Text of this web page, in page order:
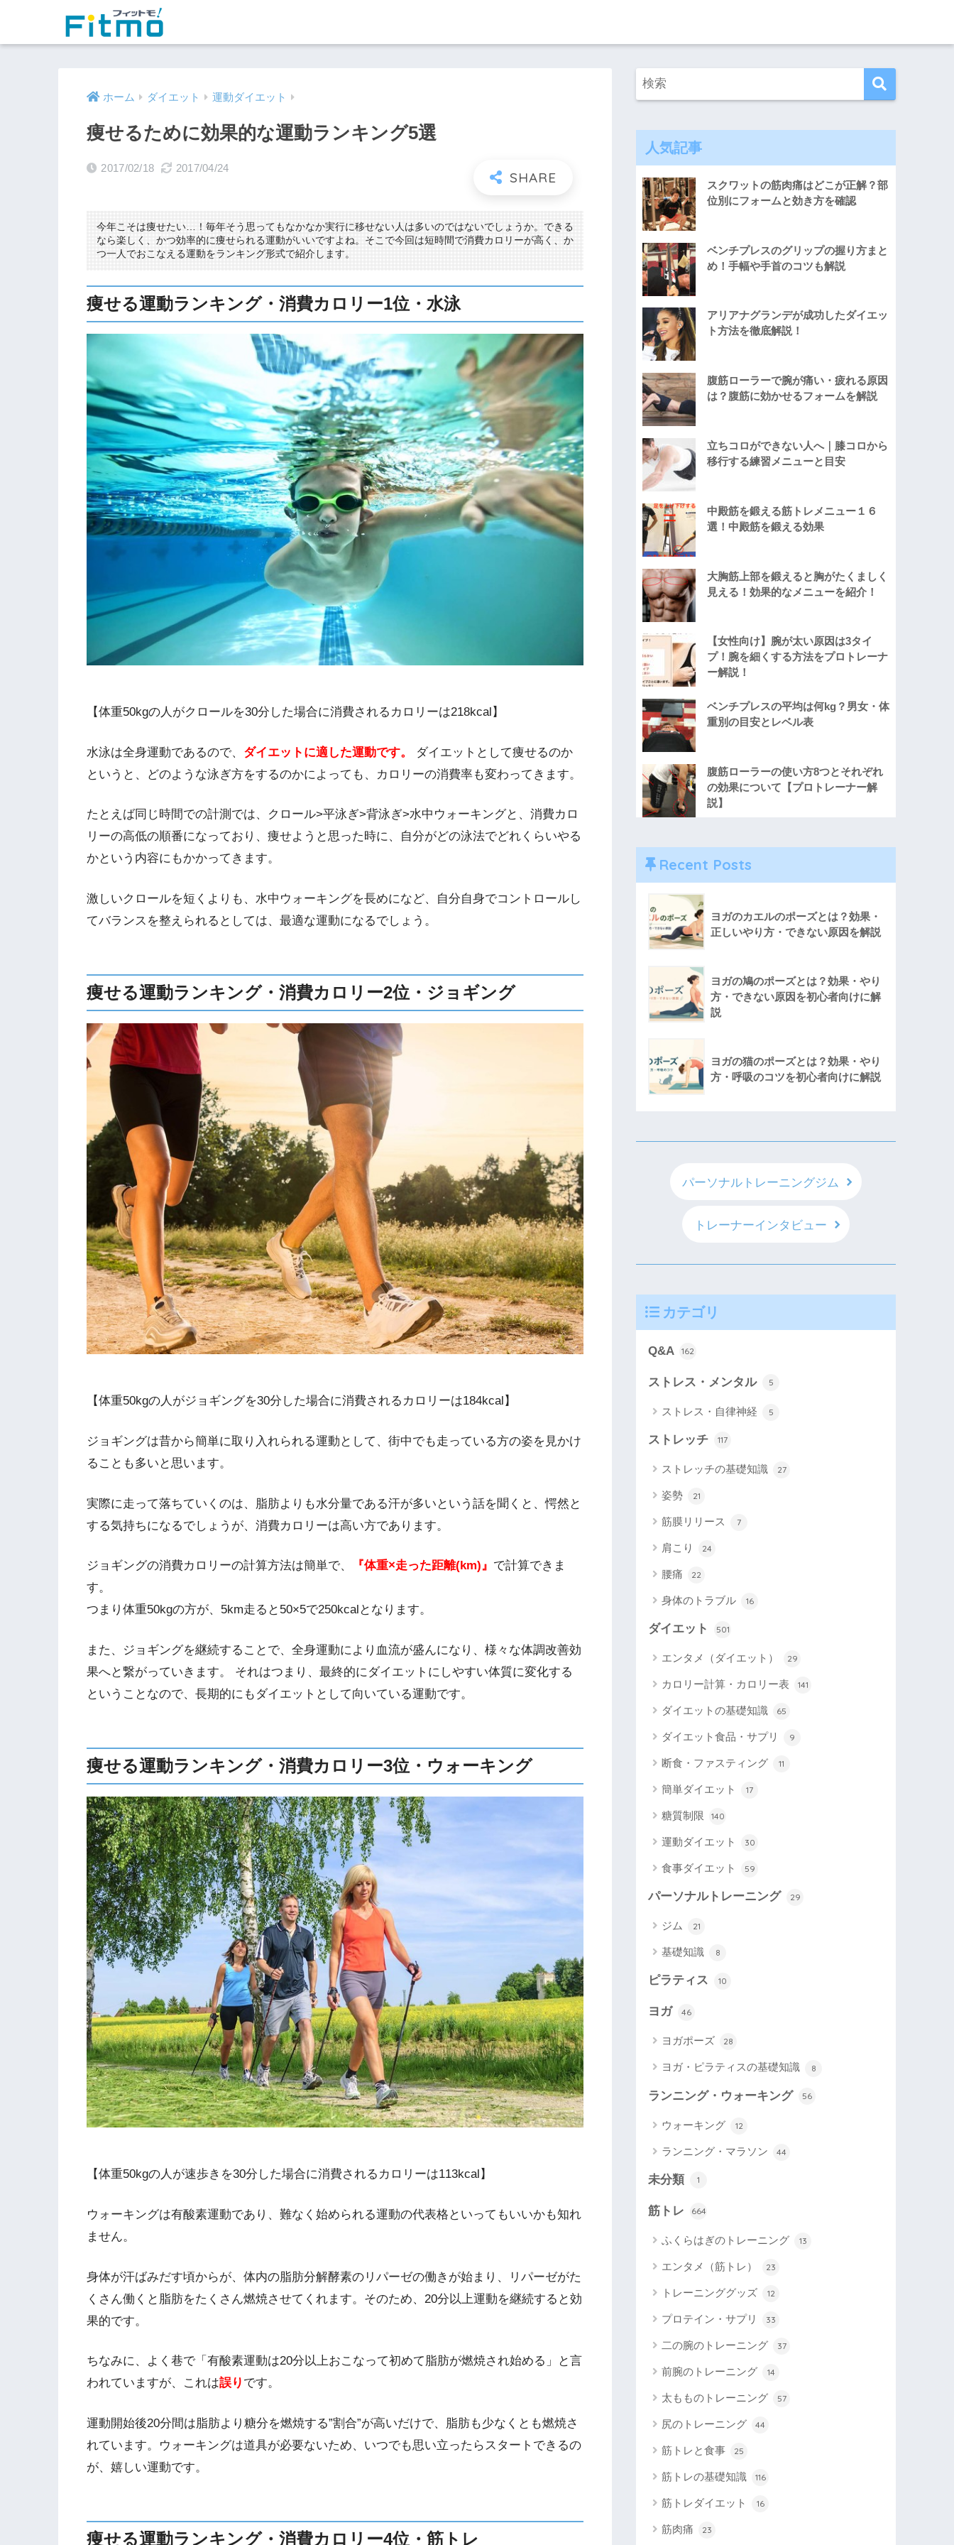
ホーム ダイエット 運動ダイエット
痩せるために効果的な運動ランキング5選
2017/02/18 2017/04/24
今年こそは痩せたい…！毎年そう思ってもなかなか実行に移せない人は多いのではないでしょうか。できる
なら楽しく、かつ効率的に痩せられる運動がいいですよね。そこで今回は短時間で消費カロリーが高く、か
つ一人でおこなえる運動をランキング形式で紹介します。
痩せる運動ランキング・消費カロリー1位・水泳
【体重50kgの人がクロールを30分した場合に消費されるカロリーは218kcal】
水泳は全身運動であるので、 ダイエットに適した運動です。
ダイエットとして痩せるのか
というと、どのような泳ぎ方をするのかによっても、カロリーの消費率も変わってきます。
たとえば同じ時間での計測では、クロール>平泳ぎ>背泳ぎ>水中ウォーキングと、消費カロ
リーの高低の順番になっており、痩せようと思った時に、自分がどの泳法でどれくらいやる
かという内容にもかかってきます。
激しいクロールを短くよりも、水中ウォーキングを長めになど、自分自身でコントロールし
てバランスを整えられるとしては、最適な運動になるでしょう。
痩せる運動ランキング・消費カロリー2位・ジョギング
【体重50kgの人がジョギングを30分した場合に消費されるカロリーは184kcal】
ジョギングは昔から簡単に取り入れられる運動として、街中でも走っている方の姿を見かけ
ることも多いと思います。
実際に走って落ちていくのは、脂肪よりも水分量である汗が多いという話を聞くと、愕然と
する気持ちになるでしょうが、消費カロリーは高い方であります。
ジョギングの消費カロリーの計算方法は簡単で、 『体重×走った距離(km)』 で計算できま
す。
つまり体重50kgの方が、5km走ると50×5で250kcalとなります。
また、ジョギングを継続することで、全身運動により血流が盛んになり、様々な体調改善効
果へと繋がっていきます。 それはつまり、最終的にダイエットにしやすい体質に変化する
ということなので、長期的にもダイエットとして向いている運動です。
痩せる運動ランキング・消費カロリー3位・ウォーキング
【体重50kgの人が速歩きを30分した場合に消費されるカロリーは113kcal】
ウォーキングは有酸素運動であり、難なく始められる運動の代表格といってもいいかも知れ
ません。
身体が汗ばみだす頃からが、体内の脂肪分解酵素のリパーゼの働きが始まり、リパーゼがた
くさん働くと脂肪をたくさん燃焼させてくれます。そのため、20分以上運動を継続すると効
果的です。
ちなみに、よく巷で「有酸素運動は20分以上おこなって初めて脂肪が燃焼され始める」と言
われていますが、これは誤り です。
運動開始後20分間は脂肪より糖分を燃焼する”割合”が高いだけで、脂肪も少なくとも燃焼さ
れています。ウォーキングは道具が必要ないため、いつでも思い立ったらスタートできるの
が、嬉しい運動です。
痩せる運動ランキング・消費カロリー4位・筋トレ
人気記事
スクワットの筋肉痛はどこが正解？部
位別にフォームと効き方を確認
ベンチプレスのグリップの握り方まと
め！手幅や手首のコツも解説
アリアナグランデが成功したダイエッ
ト方法を徹底解説！
腹筋ローラーで腕が痛い・疲れる原因
は？腹筋に効かせるフォームを解説
立ちコロができない人へ｜膝コロから
移行する練習メニューと目安
中殿筋を鍛える筋トレメニュー１６
選！中殿筋を鍛える効果
大胸筋上部を鍛えると胸がたくましく
見える！効果的なメニューを紹介！
【女性向け】腕が太い原因は3タイ
プ！腕を細くする方法をプロトレーナ
ー解説！
ベンチプレスの平均は何kg？男女・体
重別の目安とレベル表
腹筋ローラーの使い方8つとそれぞれ
の効果について【プロトレーナー解
説】
Recent Posts
ヨガのカエルのポーズとは？効果・
正しいやり方・できない原因を解説
ヨガの鳩のポーズとは？効果・やり
方・できない原因を初心者向けに解
説
ヨガの猫のポーズとは？効果・やり
方・呼吸のコツを初心者向けに解説
パーソナルトレーニングジム
トレーナーインタビュー
カテゴリ
Q&A 162
ストレス・メンタル 5
ストレス・自律神経 5
ストレッチ 117
ストレッチの基礎知識 27
姿勢 21
筋膜リリース 7
肩こり 24
腰痛 22
身体のトラブル 16
ダイエット 501
エンタメ（ダイエット） 29
カロリー計算・カロリー表 141
ダイエットの基礎知識 65
ダイエット食品・サプリ 9
断食・ファスティング 11
簡単ダイエット 17
糖質制限 140
運動ダイエット 30
食事ダイエット 59
パーソナルトレーニング 29
ジム 21
基礎知識 8
ピラティス 10
ヨガ 46
ヨガポーズ 28
ヨガ・ピラティスの基礎知識 8
ランニング・ウォーキング 56
ウォーキング 12
ランニング・マラソン 44
未分類 1
筋トレ 664
ふくらはぎのトレーニング 13
エンタメ（筋トレ） 23
トレーニンググッズ 12
プロテイン・サプリ 33
二の腕のトレーニング 37
前腕のトレーニング 14
太もものトレーニング 57
尻のトレーニング 44
筋トレと食事 25
筋トレの基礎知識 116
筋トレダイエット 16
筋肉痛 23